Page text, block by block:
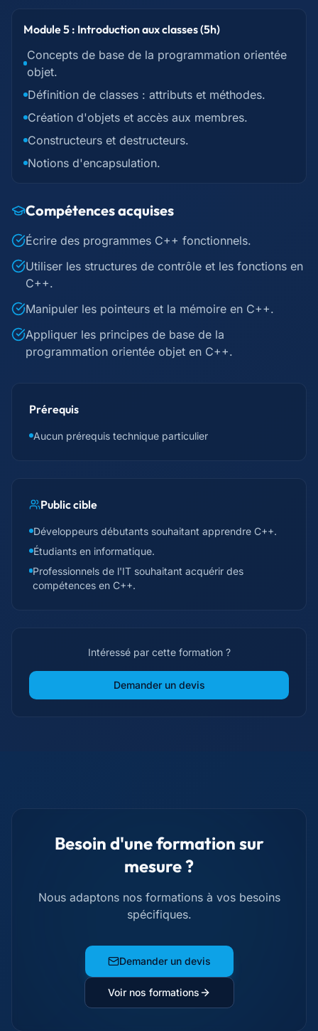
Module 5 : Introduction aux classes (5h)
Concepts de base de la programmation orientée
objet.
Définition de classes : attributs et méthodes.
Création d'objets et accès aux membres.
Constructeurs et destructeurs.
Notions d'encapsulation.
Compétences acquises
Écrire des programmes C++ fonctionnels.
Utiliser les structures de contrôle et les fonctions en
C++.
Manipuler les pointeurs et la mémoire en C++.
Appliquer les principes de base de la
programmation orientée objet en C++.
Prérequis
Aucun prérequis technique particulier
Public cible
Développeurs débutants souhaitant apprendre C++.
Étudiants en informatique.
Professionnels de l'IT souhaitant acquérir des
compétences en C++.
Intéressé par cette formation ?
Demander un devis
Besoin d'une formation sur
mesure ?
Nous adaptons nos formations à vos besoins
spécifiques.
Demander un devis
Voir nos formations